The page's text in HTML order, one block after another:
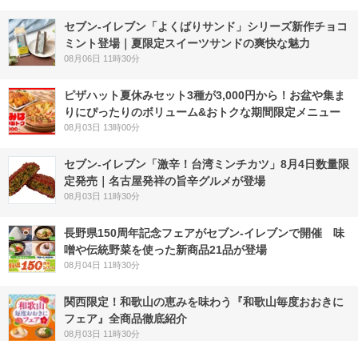
セブン‐イレブン「よくばりサンド」シリーズ新作チョコ
ミント登場｜夏限定スイーツサンドの爽快な魅力
08月06日 11時30分
ピザハット夏休みセット3種が3,000円から！お盆や集ま
りにぴったりのボリューム&おトクな期間限定メニュー
08月03日 13時00分
セブン-イレブン「激辛！台湾ミンチカツ」8月4日数量限
定発売｜名古屋発祥の旨辛グルメが登場
08月03日 11時30分
長野県150周年記念フェアがセブン-イレブンで開催 味
噌や伝統野菜を使った新商品21品が登場
08月04日 11時30分
関西限定！和歌山の恵みを味わう『和歌山毎度おおきに
フェア』全商品徹底紹介
08月03日 11時30分